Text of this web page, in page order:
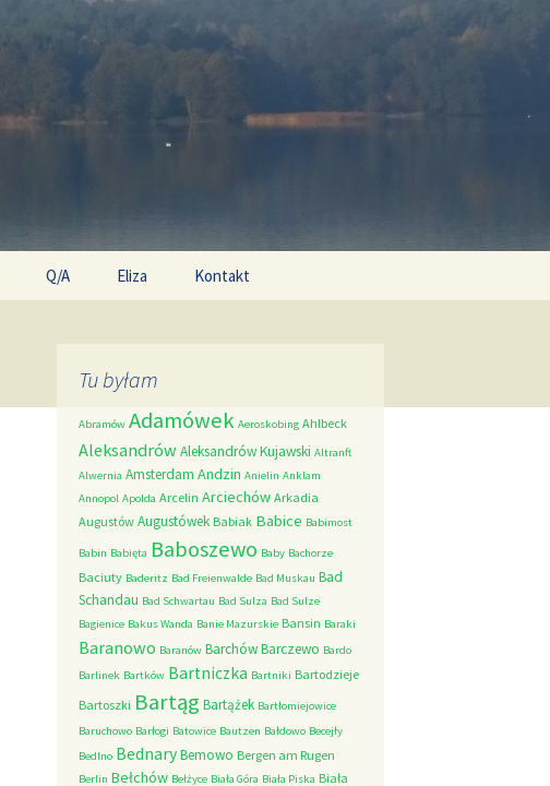
Q/A Eliza Kontakt
Tu byłam
Abramów Adamówek Aeroskobing Ahlbeck
AleksandrówAleksandrów Kujawski Altranft
Alwernia Amsterdam Andzin Anielin Anklam
Annopol Apolda Arcelin Arciechów Arkadia
Augustów Augustówek Babiak Babice Babimost
Babin Babięta Baboszewo Baby Bachorze
Baciuty Baderitz Bad Freienwalde Bad Muskau Bad
Schandau Bad Schwartau Bad Sulza Bad Sulze
Bagienice Bakus Wanda Banie Mazurskie Bansin Baraki
Baranowo Baranów BarchówBarczewo Bardo
Barlinek Bartków Bartniczka Bartniki Bartodzieje
Bartoszki Bartąg Bartążek Bartłomiejowice
Baruchowo Barłogi Batowice Bautzen Bałdowo Becejły
Bedlno BednaryBemowo Bergen am Rugen
Berlin Bełchów Bełżyce Biała Góra Biała Piska Biała